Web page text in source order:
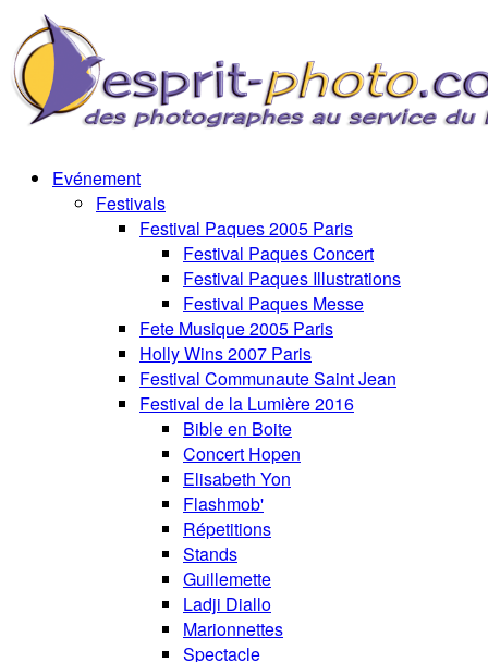
Evénement
Festivals
Festival Paques 2005 Paris
Festival Paques Concert
Festival Paques Illustrations
Festival Paques Messe
Fete Musique 2005 Paris
Holly Wins 2007 Paris
Festival Communaute Saint Jean
Festival de la Lumière 2016
Bible en Boite
Concert Hopen
Elisabeth Yon
Flashmob'
Répetitions
Stands
Guillemette
Ladji Diallo
Marionnettes
Spectacle